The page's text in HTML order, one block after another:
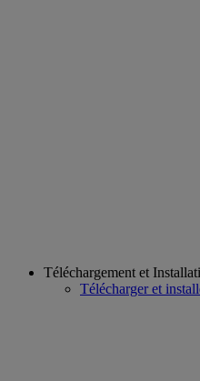
Téléchargement et
Télécharger et